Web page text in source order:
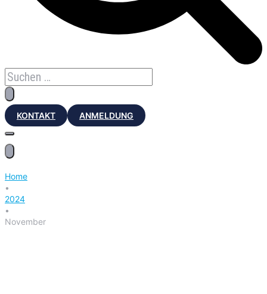
KONTAKT ANMELDUNG
Home
•
2024
•
November